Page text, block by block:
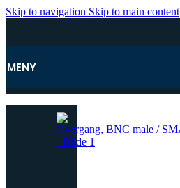
Skip to navigation Skip to main content
MENY
Hjem/